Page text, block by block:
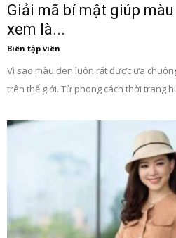
Giải mã bí mật giúp
xem là...
Biên tập viên
Vì sao màu đen luôn rất được ưa
trên thế giới. Từ phong cách thời trang